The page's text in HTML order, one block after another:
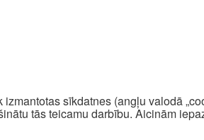
sīkdatnes (angļu valodā
tās teicamu darbību. Aicinām